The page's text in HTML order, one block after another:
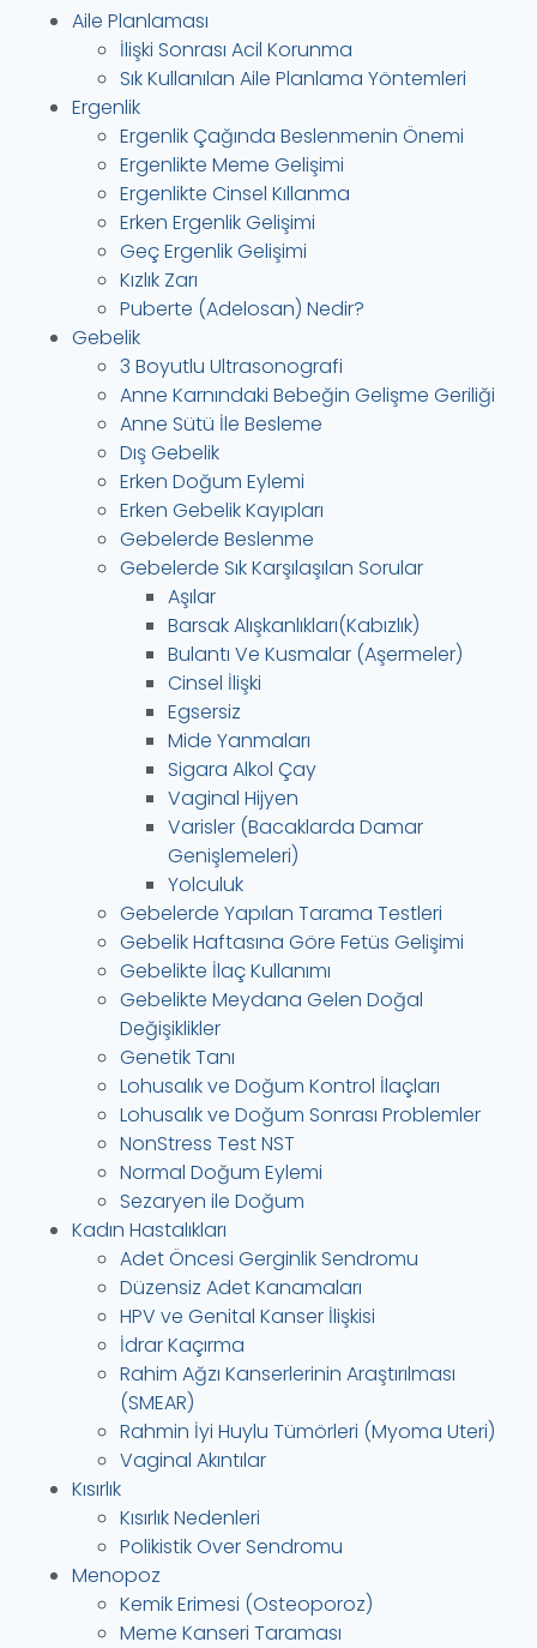
Aile Planlaması
İlişki Sonrası Acil Korunma
Sık Kullanılan Aile Planlama Yöntemleri
Ergenlik
Ergenlik Çağında Beslenmenin Önemi
Ergenlikte Meme Gelişimi
Ergenlikte Cinsel Kıllanma
Erken Ergenlik Gelişimi
Geç Ergenlik Gelişimi
Kızlık Zarı
Puberte (Adelosan) Nedir?
Gebelik
3 Boyutlu Ultrasonografi
Anne Karnındaki Bebeğin Gelişme Geriliği
Anne Sütü İle Besleme
Dış Gebelik
Erken Doğum Eylemi
Erken Gebelik Kayıpları
Gebelerde Beslenme
Gebelerde Sık Karşılaşılan Sorular
Aşılar
Barsak Alışkanlıkları(Kabızlık)
Bulantı Ve Kusmalar (Aşermeler)
Cinsel İlişki
Egsersiz
Mide Yanmaları
Sigara Alkol Çay
Vaginal Hijyen
Varisler (Bacaklarda Damar
Genişlemeleri)
Yolculuk
Gebelerde Yapılan Tarama Testleri
Gebelik Haftasına Göre Fetüs Gelişimi
Gebelikte İlaç Kullanımı
Gebelikte Meydana Gelen Doğal
Değişiklikler
Genetik Tanı
Lohusalık ve Doğum Kontrol İlaçları
Lohusalık ve Doğum Sonrası Problemler
NonStress Test NST
Normal Doğum Eylemi
Sezaryen ile Doğum
Kadın Hastalıkları
Adet Öncesi Gerginlik Sendromu
Düzensiz Adet Kanamaları
HPV ve Genital Kanser İlişkisi
İdrar Kaçırma
Rahim Ağzı Kanserlerinin Araştırılması
(SMEAR)
Rahmin İyi Huylu Tümörleri (Myoma Uteri)
Vaginal Akıntılar
Kısırlık
Kısırlık Nedenleri
Polikistik Over Sendromu
Menopoz
Kemik Erimesi (Osteoporoz)
Meme Kanseri Taraması